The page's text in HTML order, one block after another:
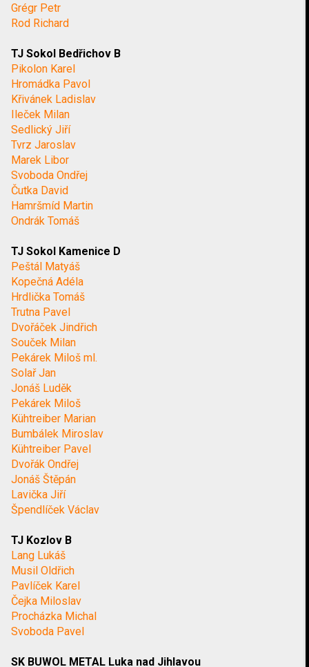
Grégr Petr
Rod Richard
TJ Sokol Bedřichov B
Pikolon Karel
Hromádka Pavol
Křivánek Ladislav
Ileček Milan
Sedlický Jiří
Tvrz Jaroslav
Marek Libor
Svoboda Ondřej
Čutka David
Hamršmíd Martin
Ondrák Tomáš
TJ Sokol Kamenice D
Peštál Matyáš
Kopečná Adéla
Hrdlička Tomáš
Trutna Pavel
Dvořáček Jindřich
Souček Milan
Pekárek Miloš ml.
Solař Jan
Jonáš Luděk
Pekárek Miloš
Kühtreiber Marian
Bumbálek Miroslav
Kühtreiber Pavel
Dvořák Ondřej
Jonáš Štěpán
Lavička Jiří
Špendlíček Václav
TJ Kozlov B
Lang Lukáš
Musil Oldřich
Pavlíček Karel
Čejka Miloslav
Procházka Michal
Svoboda Pavel
SK BUWOL METAL Luka nad Jihlavou